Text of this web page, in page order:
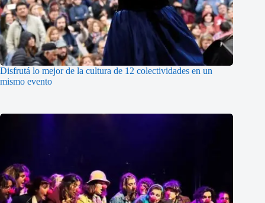
Disfrutá lo mejor de la cultura de 12 colectividades en un
mismo evento